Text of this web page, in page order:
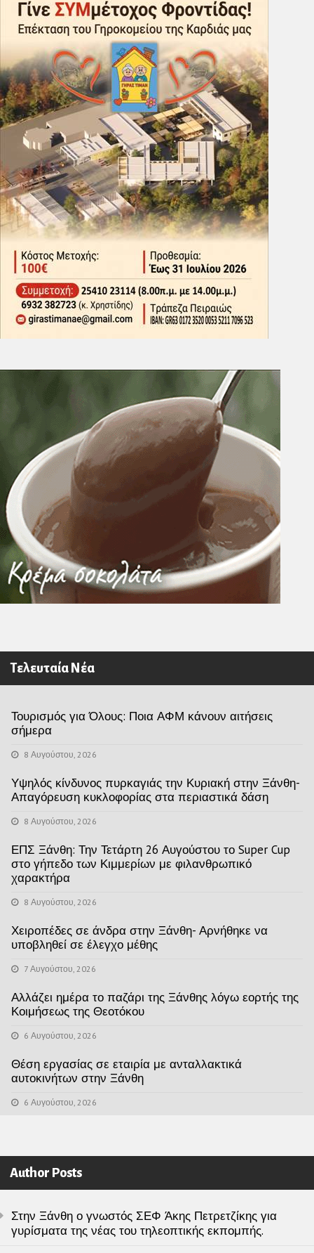
Τελευταία Νέα
Τουρισμός για Όλους: Ποια ΑΦΜ κάνουν αιτήσεις
σήμερα
8 Αυγούστου, 2026
Υψηλός κίνδυνος πυρκαγιάς την Κυριακή στην Ξάνθη-
Απαγόρευση κυκλοφορίας στα περιαστικά δάση
8 Αυγούστου, 2026
ΕΠΣ Ξάνθη: Την Τετάρτη 26 Αυγούστου το Super Cup
στο γήπεδο των Κιμμερίων με φιλανθρωπικό
χαρακτήρα
8 Αυγούστου, 2026
Χειροπέδες σε άνδρα στην Ξάνθη- Αρνήθηκε να
υποβληθεί σε έλεγχο μέθης
7 Αυγούστου, 2026
Αλλάζει ημέρα το παζάρι της Ξάνθης λόγω εορτής της
Κοιμήσεως της Θεοτόκου
6 Αυγούστου, 2026
Θέση εργασίας σε εταιρία με ανταλλακτικά
αυτοκινήτων στην Ξάνθη
6 Αυγούστου, 2026
Author Posts
Στην Ξάνθη ο γνωστός ΣΕΦ Άκης Πετρετζίκης για
γυρίσματα της νέας του τηλεοπτικής εκπομπής.